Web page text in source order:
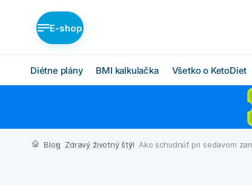
E-shop
Diétne plány
Nízka nadváha (BASIC)
BMI kalkulačka Všetko o KetoDiet
Ako KetoDiet
O proteínovej diéte
Ketóza
Blog Zdravý životný štýl Ako schudnúť pri sedavom